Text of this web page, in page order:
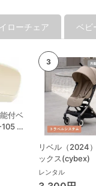
ローチェア ベビ
付ベ
タ
ースケ
リベル（2024
ックス(cybex)
レンタル